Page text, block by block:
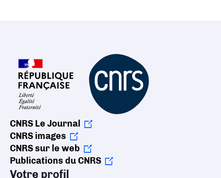
CNRS Le Journal
CNRS images
CNRS sur le web
Publications du CNRS
Votre profil